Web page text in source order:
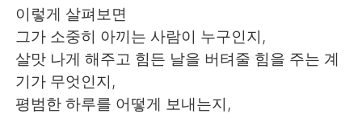
이렇게 살펴보면
그가 소중히 아끼는 사람이 누구인지,
살맛 나게 해주고 힘든 날을 버텨줄 힘을 주는 계
기가 무엇인지,
평범한 하루를 어떻게 보내는지,